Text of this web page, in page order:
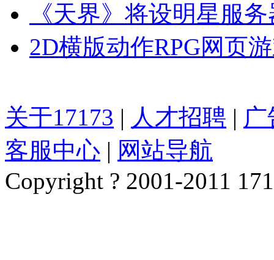
《天界》将设明星服
2D横版动作RPG网页
关于17173 | 人才招聘 |
客服中心 | 网站导航
Copyright ? 2001-2011